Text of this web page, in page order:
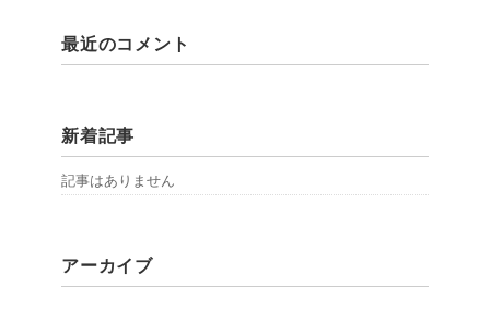
最近のコメント
新着記事
記事はありません
アーカイブ